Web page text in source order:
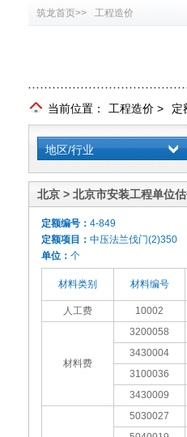
筑龙首页>> 工程造价
当前位置： 工程造价 > 定
地区/行业
北京 > 北京市安装工程单位估
定额编号： 4-849
定额项目： 中压法兰伐门(2)350
单位： 个
材料类别 材料编号
人工费 10002
材料费
3200058
3430004
3100036
3430009
5030027